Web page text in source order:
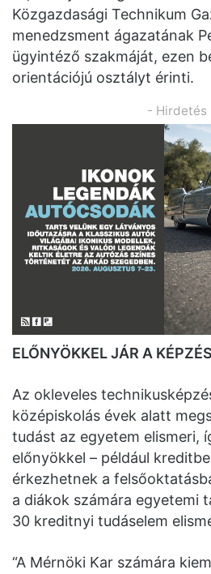
Közgazdasági Technikum
menedzsment ágazatának
ügyintéző szakmáját, ezen
orientációjú osztályt érinti.
- Hirdetés
ELŐNYÖKKEL JÁR A
Az okleveles
középiskolás évek alatt
tudást az egyetem elismeri,
előnyökkel – például
érkezhetnek a
a diákok számára egyetemi
30 kreditnyi tudáselem
“A Mérnöki Kar számára